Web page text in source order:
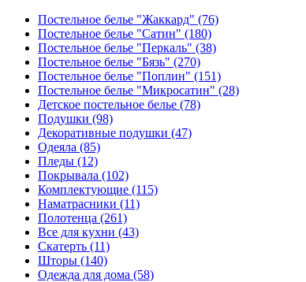
Постельное белье "Жаккард" (76)
Постельное белье "Сатин" (180)
Постельное белье "Перкаль" (38)
Постельное белье "Бязь" (270)
Постельное белье "Поплин" (151)
Постельное белье "Микросатин" (28)
Детское постельное белье (78)
Подушки (98)
Декоративные подушки (47)
Одеяла (85)
Пледы (12)
Покрывала (102)
Комплектующие (115)
Наматрасники (11)
Полотенца (261)
Все для кухни (43)
Скатерть (11)
Шторы (140)
Одежда для дома (58)